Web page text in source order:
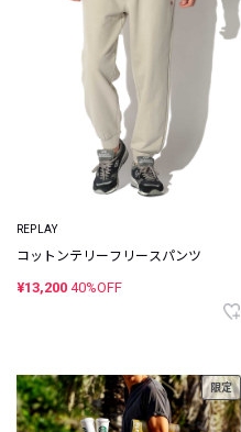
REPLAY
コットンテリーフリースパンツ
¥13,200 40%OFF
限定